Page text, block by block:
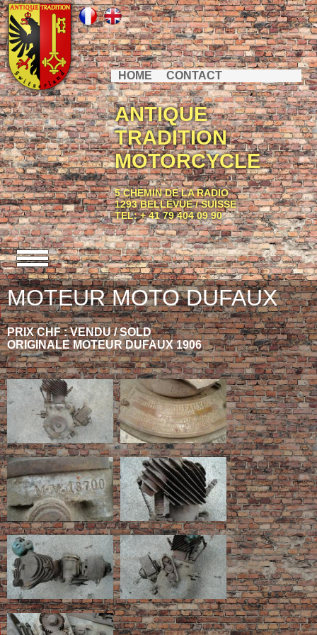
HOME CONTACT
ANTIQUE
TRADITION
MOTORCYCLE
5 CHEMIN DE LA RADIO
1293 BELLEVUE / SUISSE
TEL: + 41 79 404 09 90
MOTEUR MOTO DUFAUX
PRIX CHF : VENDU / SOLD
ORIGINALE MOTEUR DUFAUX 1906